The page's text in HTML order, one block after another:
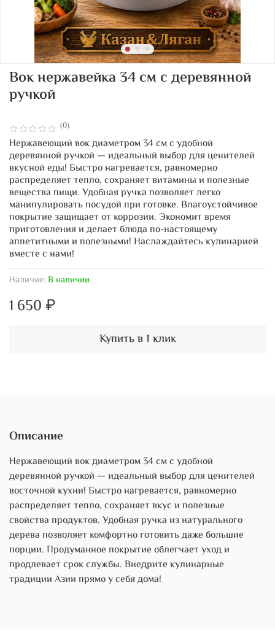
(0)
Наличие:В наличии
Вок нержавейка 34 см с деревянной
ручкой
1 650 ₽
Купить в 1 клик
Нержавеющий вок диаметром 34 см с удобной
деревянной ручкой — идеальный выбор для ценителей
вкусной еды! Быстро нагревается, равномерно
распределяет тепло, сохраняет витамины и полезные
вещества пищи. Удобная ручка позволяет легко
манипулировать посудой при готовке. Влагоустойчивое
покрытие защищает от коррозии. Экономит время
приготовления и делает блюда по-настоящему
аппетитными и полезными! Наслаждайтесь кулинарией
вместе с нами!
Описание
Нержавеющий вок диаметром 34 см с удобной
деревянной ручкой — идеальный выбор для ценителей
восточной кухни! Быстро нагревается, равномерно
распределяет тепло, сохраняет вкус и полезные
свойства продуктов. Удобная ручка из натурального
дерева позволяет комфортно готовить даже большие
порции. Продуманное покрытие облегчает уход и
продлевает срок службы. Внедрите кулинарные
традиции Азии прямо у себя дома!